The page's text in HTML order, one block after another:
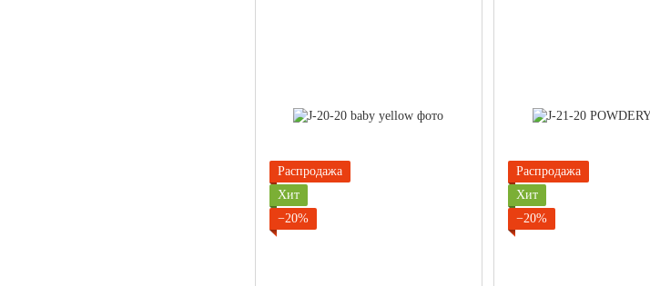
Распродажа
Хит
−20%
Распродажа
Хит
−20%